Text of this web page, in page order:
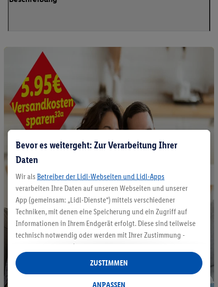
Bevor es weitergeht: Zur Verarbeitung Ihrer
Daten
Wir als Betreiber der Lidl-Webseiten und Lidl-Apps
verarbeiten Ihre Daten auf unseren Webseiten und unserer
App (gemeinsam: „Lidl-Dienste“) mittels verschiedener
Techniken, mit denen eine Speicherung und ein Zugriff auf
Informationen in Ihrem Endgerät erfolgt. Diese sind teilweise
technisch notwendig oder werden mit Ihrer Zustimmung -
auch durch Partner (u.a.
Verantwortliche; im Zusammenhang mit dem IAB TCF
insgesamt
Statistik-Erstellung oder für personalisierte Werbung
ANPASSEN
ZUSTIMMEN